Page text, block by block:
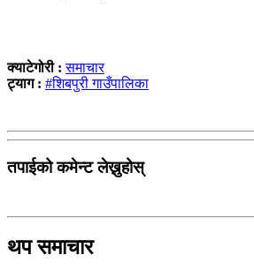
क्याटेगोरी :समाचार
ट्याग : #शिबपुरी गाउँपालिका
तपाईको कमेन्ट लेख्नुहोस्
थप समाचार